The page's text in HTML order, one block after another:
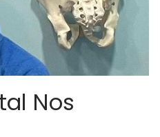
Nos